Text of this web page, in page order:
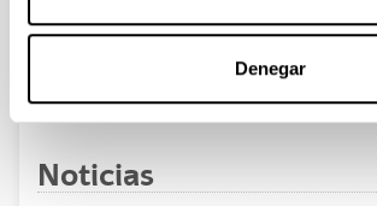
Denegar
Páginas intermedias Use
Noticias